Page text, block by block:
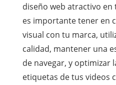
diseño web atractivo en
es importante tener en
visual con tu marca,
calidad, mantener una
de navegar, y optimizar
etiquetas de tus videos